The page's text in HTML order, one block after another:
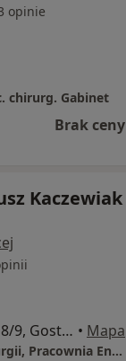
opinie
chirurg. Gabinet
Brak ceny
Kaczewiak
plac Karola Marcinkowskiego 8/9, Gostyń • Mapa
SPZOZ w Gostyniu, Oddział Chirurgii, Pracownia Endoskopii